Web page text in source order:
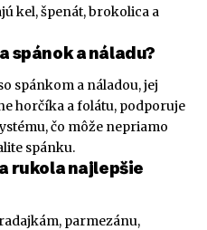
kel, špenát, brokolica a
spánok a náladu?
spánkom a náladou, jej
horčíka a folátu, podporuje
čo môže nepriamo
spánku.
rukola najlepšie
parmezánu,